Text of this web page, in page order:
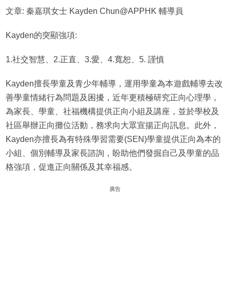
文章: 秦嘉琪女士 Kayden Chun@APPHK 輔導員
Kayden的突顯強項:
1.社交智慧、2.正直、3.愛、4.寬恕、5. 謹慎
Kayden擅長學童及青少年輔導，運用學童為本遊戲輔導去改
善學童情緒行為問題及困擾，近年更積極研究正向心理學，
為家長、學童、社福機構提供正向小組及講座，並於學校及
社區舉辦正向攤位活動，務求向大眾宣揚正向訊息。此外，
Kayden亦擅長為有特殊學習需要(SEN)學童提供正向為本的
小組、個別輔導及家長諮詢，盼助他們發掘自己及學童的品
格強項，促進正向關係及其幸福感。
廣告